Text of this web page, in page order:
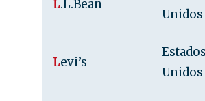
L.L.Bean
Unidos
Levi’s
Estados
Unidos